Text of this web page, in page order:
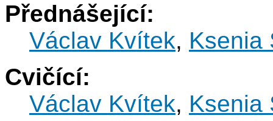
Přednášející:
Václav Kvítek, Ksenia
Cvičící:
Václav Kvítek, Ksenia